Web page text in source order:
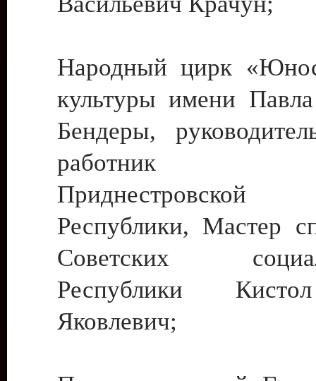
Народный цирк
культуры имени
Бендеры,
работник
Приднестровской
Республики, Мастер
Советских
Республики
Яковлевич;